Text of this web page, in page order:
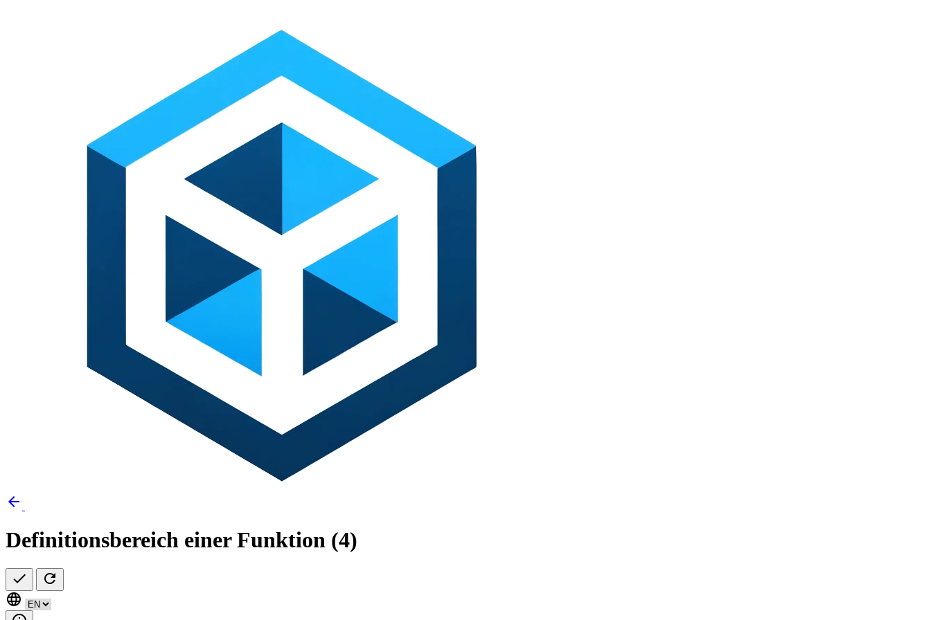
arrow_back
Definitionsbereich einer Funktion (4)
check
refresh
language